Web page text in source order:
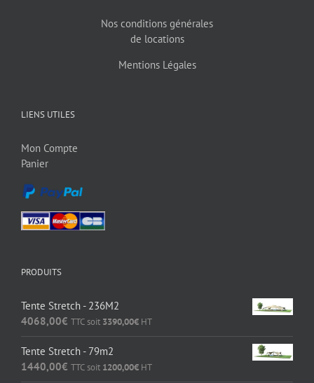
Nos conditions générales
de locations
Mentions Légales
LIENS UTILES
Mon Compte
Panier
PRODUITS
Tente Stretch - 236M2
4068,00€ TTC soit 3390,00€ HT
Tente Stretch - 79m2
1440,00€ TTC soit 1200,00€ HT